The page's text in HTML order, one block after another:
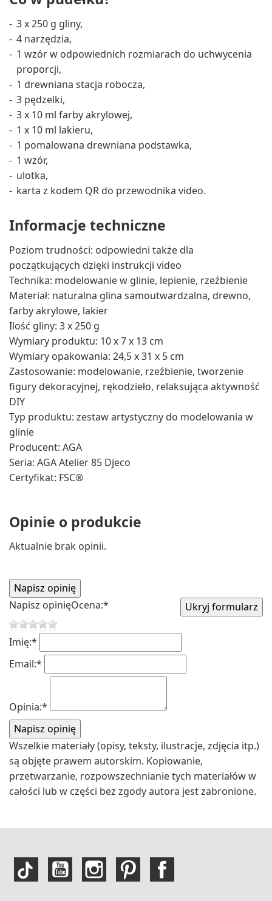
3 x 250 g gliny,
4 narzędzia,
1 wzór w odpowiednich rozmiarach do uchwycenia
proporcji,
1 drewniana stacja robocza,
3 pędzelki,
3 x 10 ml farby akrylowej,
1 x 10 ml lakieru,
1 pomalowana drewniana podstawka,
1 wzór,
ulotka,
karta z kodem QR do przewodnika video.
Informacje techniczne
Poziom trudności: odpowiedni także dla
początkujących dzięki instrukcji video
Technika: modelowanie w glinie, lepienie, rzeźbienie
Materiał: naturalna glina samoutwardzalna, drewno,
farby akrylowe, lakier
Ilość gliny: 3 x 250 g
Wymiary produktu: 10 x 7 x 13 cm
Wymiary opakowania: 24,5 x 31 x 5 cm
Zastosowanie: modelowanie, rzeźbienie, tworzenie
figury dekoracyjnej, rękodzieło, relaksująca aktywność
DIY
Typ produktu: zestaw artystyczny do modelowania w
glinie
Producent: AGA
Seria: AGA Atelier 85 Djeco
Certyfikat: FSC®
Opinie o produkcie
Aktualnie brak opinii.
Napisz opinięOcena:*
Imię:*
Email:*
Opinia:*
Wszelkie materiały (opisy, teksty, ilustracje, zdjęcia itp.)
są objęte prawem autorskim. Kopiowanie,
przetwarzanie, rozpowszechnianie tych materiałów w
całości lub w części bez zgody autora jest zabronione.